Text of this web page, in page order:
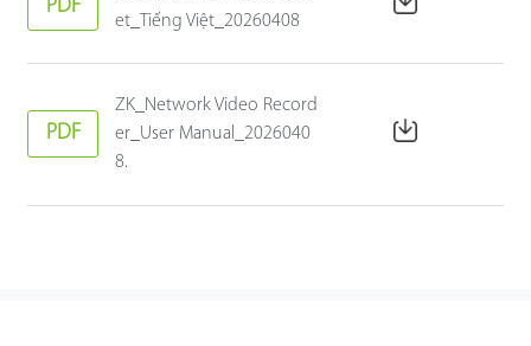
PDF
et_Tiếng Việt_20260408
PDF
ZK_Network Video Record
er_User Manual_2026040
8.